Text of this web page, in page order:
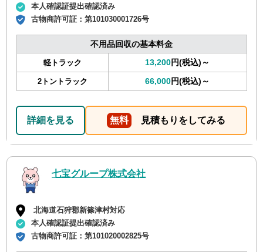
本人確認証提出確認済み
古物商許可証：第101030001726号
不用品回収の基本料金
軽トラック 13,200円(税込)～
2トントラック 66,000円(税込)～
詳細を見る 無料 見積もりをしてみる
七宝グループ株式会社
北海道石狩郡新篠津村対応
本人確認証提出確認済み
古物商許可証：第101020002825号